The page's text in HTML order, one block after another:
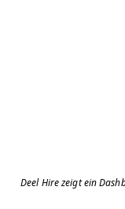
Deel Hire zeigt ein